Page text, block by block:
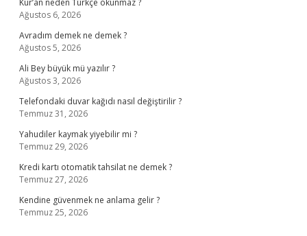
Kur’an neden Türkçe okunmaz ?
Ağustos 6, 2026
Avradım demek ne demek ?
Ağustos 5, 2026
Ali Bey büyük mü yazılır ?
Ağustos 3, 2026
Telefondaki duvar kağıdı nasıl değiştirilir ?
Temmuz 31, 2026
Yahudiler kaymak yiyebilir mi ?
Temmuz 29, 2026
Kredi kartı otomatik tahsilat ne demek ?
Temmuz 27, 2026
Kendine güvenmek ne anlama gelir ?
Temmuz 25, 2026